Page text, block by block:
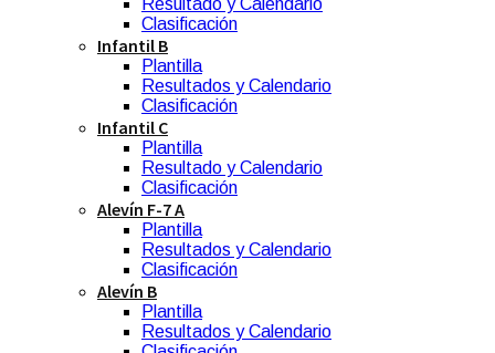
Resultado y Calendario
Clasificación
Infantil B
Plantilla
Resultados y Calendario
Clasificación
Infantil C
Plantilla
Resultado y Calendario
Clasificación
Alevín F-7 A
Plantilla
Resultados y Calendario
Clasificación
Alevín B
Plantilla
Resultados y Calendario